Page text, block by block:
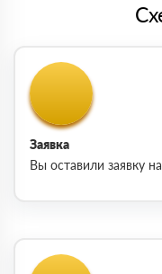
Заявка
Вы оставили заявку